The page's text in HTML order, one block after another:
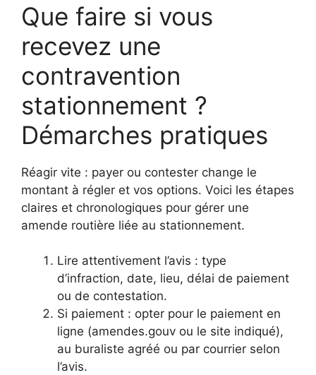
Que faire si vous
recevez une
contravention
stationnement ?
Démarches pratiques
Réagir vite : payer ou contester change le
montant à régler et vos options. Voici les étapes
claires et chronologiques pour gérer une
amende routière liée au stationnement.
Lire attentivement l’avis : type
d’infraction, date, lieu, délai de paiement
ou de contestation.
Si paiement : opter pour le paiement en
ligne (amendes.gouv ou le site indiqué),
au buraliste agréé ou par courrier selon
l’avis.